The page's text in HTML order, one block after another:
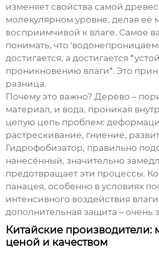
изменяет свойства самой
молекулярном уровне, делая её
восприимчивой к влаге. Самое
понимать, что
достигается, а достигается
проникновению влаги*. Это
разница.
Почему это важно? Дерево –
материал, и вода, проникая
целую цепь проблем:
растрескивание, гниение,
Гидрофобизатор, правильно
нанесённый, значительно
предотвращает эти процессы.
панацея, особенно в условиях
интенсивного воздействия
дополнительная защита – очень
Китайские производители:
ценой и качеством